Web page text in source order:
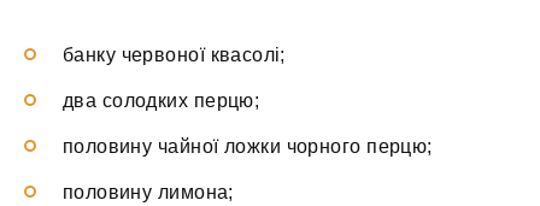
банку червоної квасолі;
два солодких перцю;
половину чайної ложки чорного перцю;
половину лимона;